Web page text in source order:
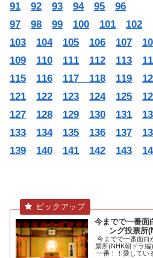
91
92 93 94 95
96
97
98 99 100 101
102
103
104 105 106 107
109
110 111 112 113
115
116 117 118 119
121
122 123 124 125
127
128 129 130 131
133
134 135 136 137
139
140 141 142 143
今までで一番面
ング投票所
今までで一番面白
票所(NHK朝ドラ
一番！！愛してい